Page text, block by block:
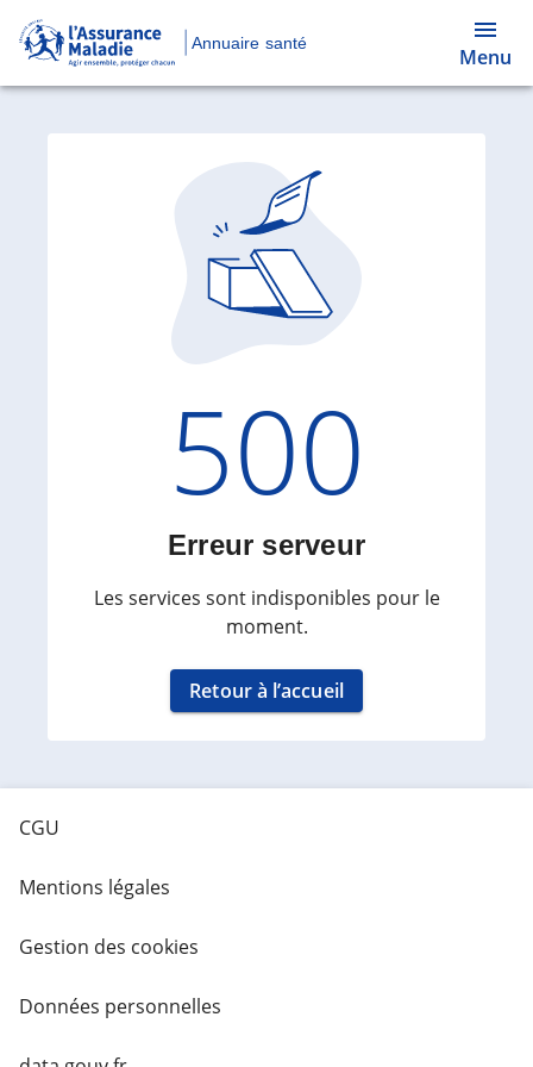
Annuaire santé
Menu
Code
500
Erreur serveur
Les services sont indisponibles pour le
moment.
Retour à l’accueil
CGU
Mentions légales
Gestion des cookies
Données personnelles